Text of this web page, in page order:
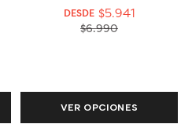
DESDE $5.941
$6.990
VER OPCIONES